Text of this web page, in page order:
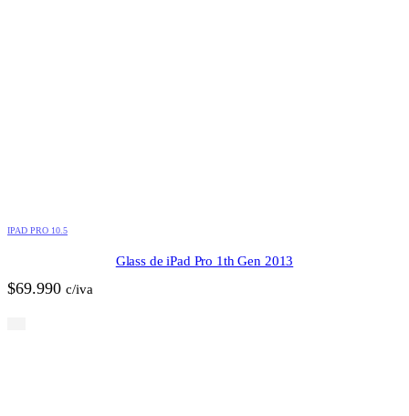
IPAD PRO 10.5
Glass de iPad Pro 1th Gen 2013
$69.990 c/iva